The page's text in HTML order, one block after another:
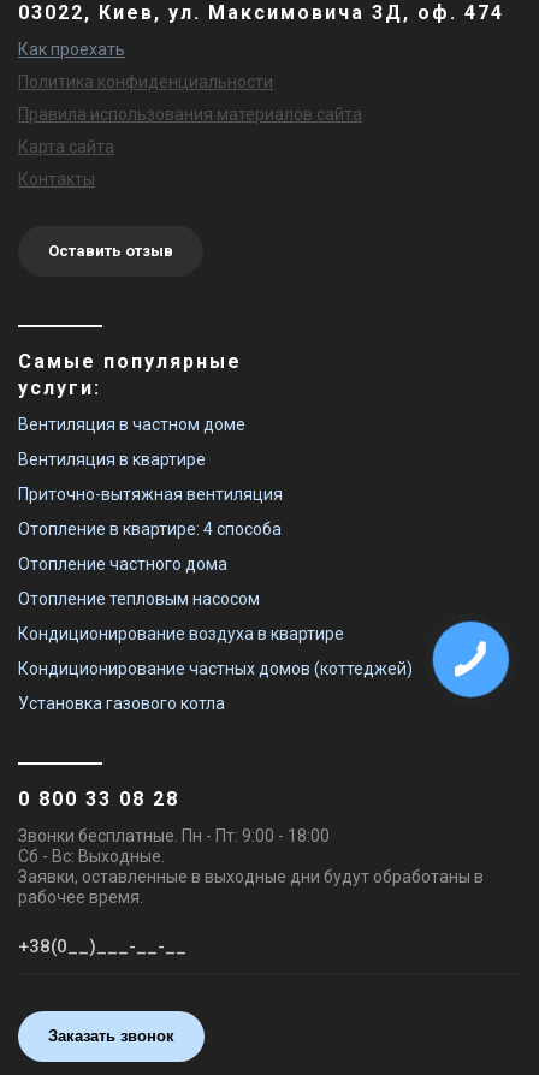
03022, Киев, ул. Максимовича 3Д, оф. 474
Как проехать
Политика конфиденциальности
Правила использования материалов сайта
Карта сайта
Контакты
Оставить отзыв
Самые популярные
услуги:
Вентиляция в частном доме
Вентиляция в квартире
Приточно-вытяжная вентиляция
Отопление в квартире: 4 способа
Отопление частного дома
Отопление тепловым насосом
Кондиционирование воздуха в квартире
Кондиционирование частных домов (коттеджей)
Установка газового котла
0 800 33 08 28
Звонки бесплатные. Пн - Пт: 9:00 - 18:00
Сб - Вс: Выходные.
Заявки, оставленные в выходные дни будут обработаны в
рабочее время.
Заказать звонок